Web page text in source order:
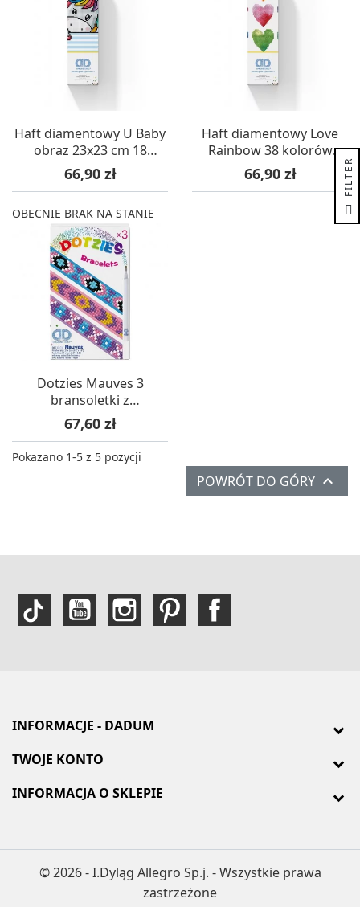
Haft diamentowy U Baby
obraz 23x23 cm 18
kolorów
Cena
66,90 zł
Haft diamentowy Love
Rainbow 38 kolorów
obraz 23x23
Cena
66,90 zł
Dotzies Mauves 3
bransoletki z
diamencików
Cena
67,60 zł
OBECNIE BRAK NA STANIE
Pokazano 1-5 z 5 pozycji
POWRÓT DO GÓRY 
INFORMACJE - DADUM
TWOJE KONTO
INFORMACJA O SKLEPIE
© 2026 - I.Dyląg Allegro Sp.j. - Wszystkie prawa
zastrzeżone
R